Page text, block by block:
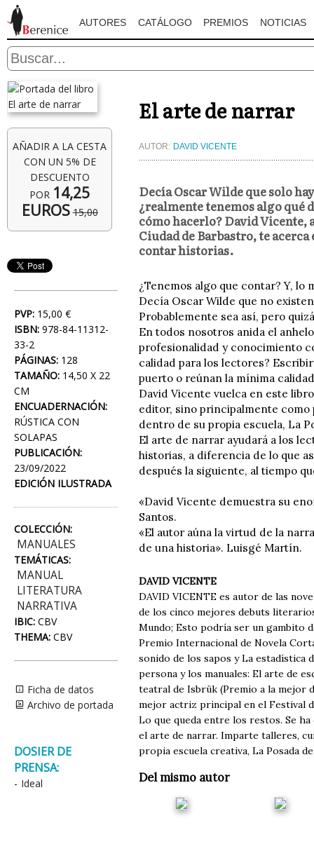
AUTORES CATÁLOGO PREMIOS NOTICIAS
AÑADIR A LA CESTA
CON UN 5% DE
DESCUENTO
POR 14,25
EUROS 15,00
PVP: 15,00 €
ISBN: 978-84-11312-
33-2
PÁGINAS: 128
TAMAÑO: 14,50 X 22
CM
ENCUADERNACIÓN:
RÚSTICA CON
SOLAPAS
PUBLICACIÓN:
23/09/2022
EDICIÓN ILUSTRADA
COLECCIÓN:
MANUALES
TEMÁTICAS:
MANUAL
LITERATURA
NARRATIVA
IBIC: CBV
THEMA: CBV
Ficha de datos
Archivo de portada
DOSIER DE
PRENSA:
- Ideal
El arte de narrar
AUTOR: DAVID VICENTE
Decía Oscar Wilde que solo
¿realmente tenemos algo qué
cómo hacerlo? David
Ciudad de Barbastro, te
contar historias.
¿Tenemos algo que contar? Y, lo
Decía Oscar Wilde que no
Probablemente sea así, pero
En todos nosotros anida el
profesionalidad y conocimiento
calidad para los lectores?
puerto o reúnan la mínima
David Vicente vuelca en este
editor, sino principalmente
dentro de su propia escuela, La
El arte de narrar ayudará a los
historias, a diferencia de lo que
después la siguiente, al tiempo
«David Vicente demuestra su
Santos.
«El autor aúna la virtud de la
de una historia». Luisgé Martín.
DAVID VICENTE
DAVID VICENTE es autor de las
de los cinco mejores debuts
Mundo; Esto podría ser un gambito
Premio Internacional de Novela
sonido de los sapos y La estadística
persona y los manuales: El arte de
teatral de Isbrük (Premio a la mejor
mejor actriz principal en el Festival
Lo que queda entre los restos. Se
el arte de narrar. Imparte talleres,
propia escuela creativa, La Posada
Del mismo autor